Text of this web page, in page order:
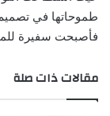
طموحاتها في
فأصبحت سفيرة
مقالات ذات صلة